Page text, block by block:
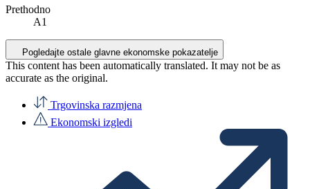
Prethodno
A1
Pogledajte ostale glavne ekonomske pokazatelje
This content has been automatically translated. It may not be as
accurate as the original.
Trgovinska razmjena
Ekonomski izgledi